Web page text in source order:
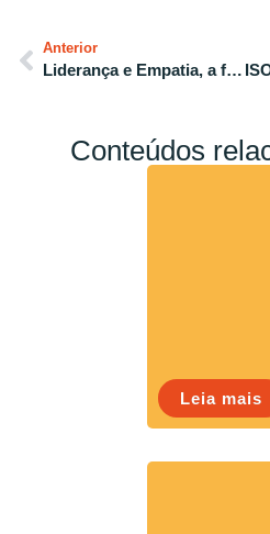
Anterior
Liderança e Empatia, a fórmula do desempenho acima da média
Conteúdos
Leia mais